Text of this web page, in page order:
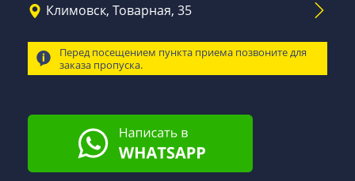
Климовск, Товарная, 35
Перед посещением пункта приема позвоните для
заказа пропуска.